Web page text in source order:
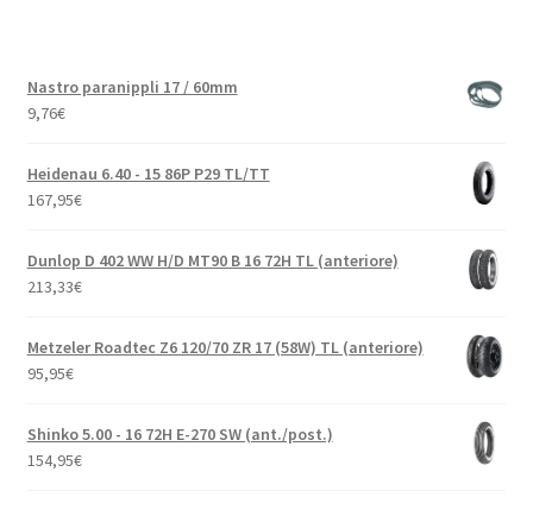
Nastro paranippli 17 / 60mm
9,76€
Heidenau 6.40 - 15 86P P29 TL/TT
167,95€
Dunlop D 402 WW H/D MT90 B 16 72H TL (anteriore)
213,33€
Metzeler Roadtec Z6 120/70 ZR 17 (58W) TL (anteriore)
95,95€
Shinko 5.00 - 16 72H E-270 SW (ant./post.)
154,95€